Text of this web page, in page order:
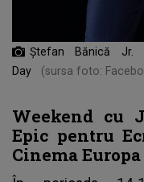
Ștefan Bănică Jr.
Day
(sursa foto:
Weekend cu
Epic pentru
Cinema Europa